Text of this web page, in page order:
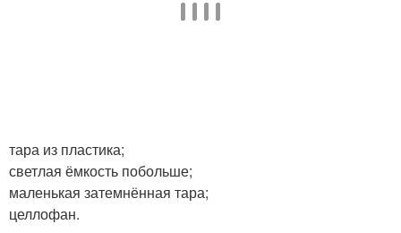
тара из пластика;
светлая ёмкость побольше;
маленькая затемнённая тара;
целлофан.